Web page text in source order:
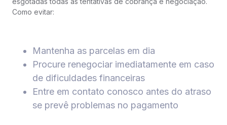
Como evitar:
Mantenha as parcelas em dia
Procure renegociar imediatamente em caso
de dificuldades financeiras
Entre em contato conosco antes do atraso
se prevê problemas no pagamento